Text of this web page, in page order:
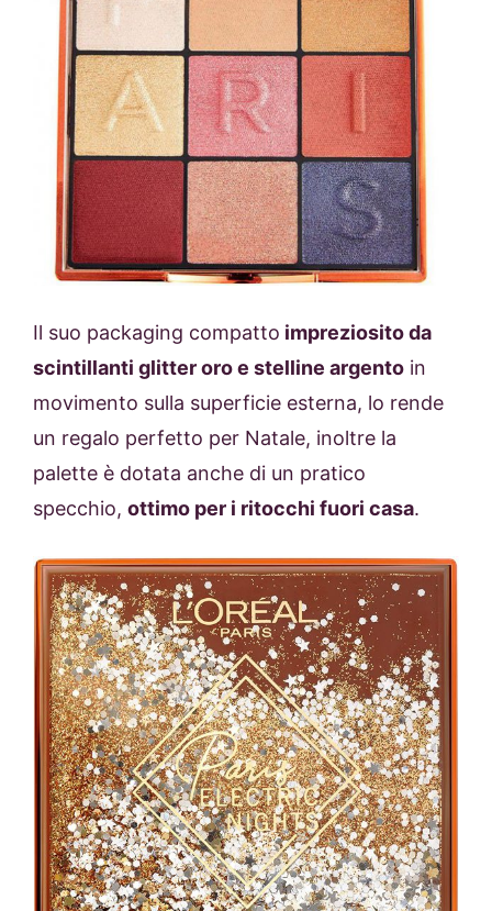
Il suo packaging compatto impreziosito da
scintillanti glitter oro e stelline argento in
movimento sulla superficie esterna, lo rende
un regalo perfetto per Natale, inoltre la
palette è dotata anche di un pratico
specchio, ottimo per i ritocchi fuori casa.